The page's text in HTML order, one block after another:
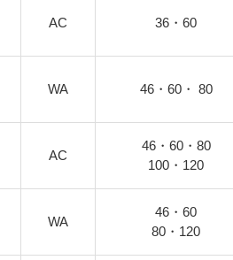
AC 36・60
WA 46・60・ 80
AC
46・60・80
100・120
WA
46・60
80・120